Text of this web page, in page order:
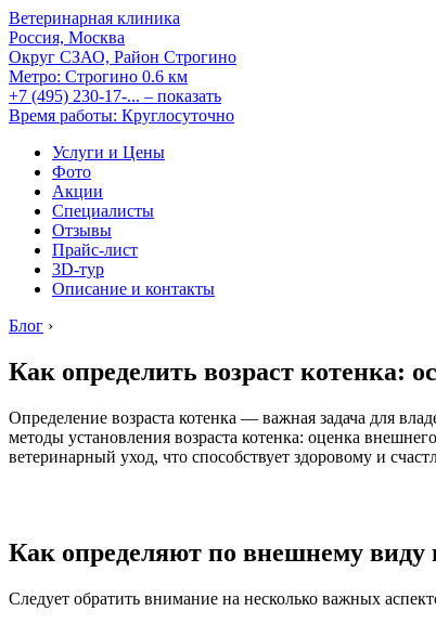
Ветеринарная клиника
Россия, Москва
Округ СЗАО, Район Строгино
Метро: Строгино 0.6 км
+7 (495) 230-17-... – показать
Время работы: Круглосуточно
Услуги и Цены
Фото
Акции
Специалисты
Отзывы
Прайс-лист
3D-тур
Описание и контакты
Блог ›
Как определить возраст котенка:
Определение возраста котенка — важная задача для
методы установления возраста котенка: оценка
ветеринарный уход, что способствует здоровому и
Как определяют по внешнему
Следует обратить внимание на несколько важных